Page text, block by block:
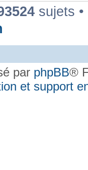
sujets •
par phpBB®
et support